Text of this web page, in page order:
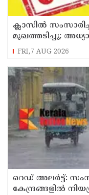
ക്ലാസിൽ
മുഖത്തടിച്ചു;
FRI,7 AUG 2026
റെഡ് അലർട്ട്:
കേന്ദ്രങ്ങളിൽ